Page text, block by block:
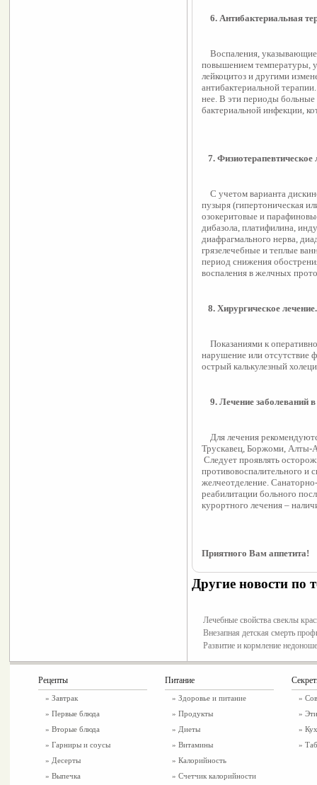
6. Антибактериальная
повышением температуры,
лейкоцитоз и другими
антибактериальной
нее. В эти периоды
бактериальной инфекции,
7. Физиотерапевтическое
пузыря (гипертоническая
озокеритовые и
дибазола, платифилина,
диафрагмального нерва,
грязелечебные и теплые
период снижения
воспаления в желчных
8. Хирургическое
нарушение или отсутствие
острый калькулезный
9. Лечение заболеваний
Трускавец, Боржоми,
противовоспалительного и
желчеотделение.
реабилитации больного
курортного лечения –
Приятного Вам аппетита!
Другие новости по
Лечебные свойства свеклы
Внезапная детская смерть
Развитие и кормление
Рецепты
» Завтрак
» Первые блюда
» Вторые блюда
» Гарниры и соусы
» Десерты
» Выпечка
Питание
» Здоровье и питание
» Продукты
» Диеты
» Витамины
» Калорийность
» Счетчик калорийности
»
»
»
»